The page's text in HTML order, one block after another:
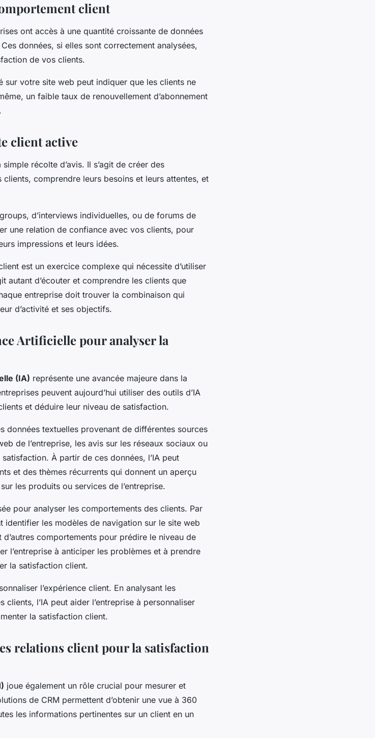
client
ont accès à une quantité croissante de données
données, si elles sont correctement analysées,
de vos clients.
sur votre site web peut indiquer que les clients ne
un faible taux de renouvellement d’abonnement
client active
récolte d’avis. Il s’agit de créer des
comprendre leurs besoins et leurs attentes, et
d’interviews individuelles, ou de forums de
une relation de confiance avec vos clients, pour
impressions et leurs idées.
est un exercice complexe qui nécessite d’utiliser
autant d’écouter et comprendre les clients que
entreprise doit trouver la combinaison qui
d’activité et ses objectifs.
Artificielle pour analyser la
(IA) représente une avancée majeure dans la
peuvent aujourd’hui utiliser des outils d’IA
et déduire leur niveau de satisfaction.
données textuelles provenant de différentes sources
de l’entreprise, les avis sur les réseaux sociaux ou
À partir de ces données, l’IA peut
et des thèmes récurrents qui donnent un aperçu
les produits ou services de l’entreprise.
pour analyser les comportements des clients. Par
identifier les modèles de navigation sur le site web
d’autres comportements pour prédire le niveau de
l’entreprise à anticiper les problèmes et à prendre
la satisfaction client.
l’expérience client. En analysant les
l’IA peut aider l’entreprise à personnaliser
la satisfaction client.
relations client pour la satisfaction
joue également un rôle crucial pour mesurer et
de CRM permettent d’obtenir une vue à 360
les informations pertinentes sur un client en un